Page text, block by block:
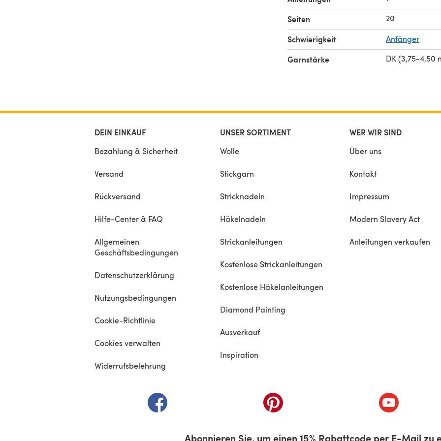
Seiten 20
Schwierigkeit Anfänger
Garnstärke DK (3,75-4,50
DEIN EINKAUF
Bezahlung & Sicherheit
Versand
Rückversand
Hilfe-Center & FAQ
Allgemeinen
Geschäftsbedingungen
Datenschutzerklärung
Nutzungsbedingungen
Cookie-Richtlinie
Cookies verwalten
Widerrufsbelehrung
UNSER SORTIMENT
Wolle
Stickgarn
Stricknadeln
Häkelnadeln
Strickanleitungen
Kostenlose Strickanleitungen
Kostenlose Häkelanleitungen
Diamond Painting
Ausverkauf
Inspiration
WER WIR SIND
Über uns
Kontakt
Impressum
Modern Slavery Act
Anleitungen verkaufen
(öffnet sich in einem neuen Tab)(öffnet sich in einem neuen Tab)(öffnet sich in
Abonnieren Sie, um einen 15% Rabattcode per E-Mail zu